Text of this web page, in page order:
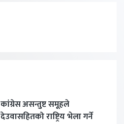
कांग्रेस असन्तुष्ट समूहले
देउवासहितको राष्ट्रिय भेला गर्ने